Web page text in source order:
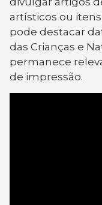
artísticos ou
pode destacar
das Crianças e
permanece
de impressão.